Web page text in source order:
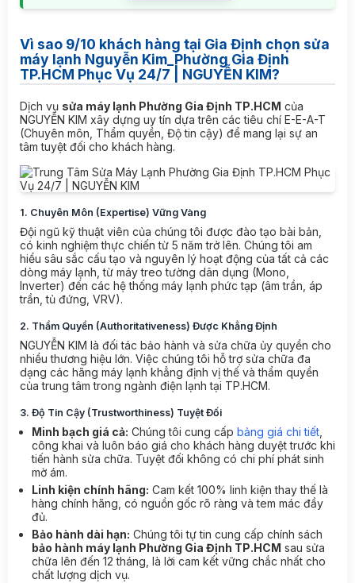
Vì sao 9/10 khách hàng tại Gia Định chọn sửa
máy lạnh Nguyễn Kim_Phường Gia Định
TP.HCM Phục Vụ 24/7 | NGUYỄN KIM?
Dịch vụ sửa máy lạnh Phường Gia Định TP.HCM của
NGUYỄN KIM xây dựng uy tín dựa trên các tiêu chí E-E-A-T
(Chuyên môn, Thẩm quyền, Độ tin cậy) để mang lại sự an
tâm tuyệt đối cho khách hàng.
1. Chuyên Môn (Expertise) Vững Vàng
Đội ngũ kỹ thuật viên của chúng tôi được đào tạo bài bản,
có kinh nghiệm thực chiến từ 5 năm trở lên. Chúng tôi am
hiểu sâu sắc cấu tạo và nguyên lý hoạt động của tất cả các
dòng máy lạnh, từ máy treo tường dân dụng (Mono,
Inverter) đến các hệ thống máy lạnh phức tạp (âm trần, áp
trần, tủ đứng, VRV).
2. Thẩm Quyền (Authoritativeness) Được Khẳng Định
NGUYỄN KIM là đối tác bảo hành và sửa chữa ủy quyền cho
nhiều thương hiệu lớn. Việc chúng tôi hỗ trợ sửa chữa đa
dạng các hãng máy lạnh khẳng định vị thế và thẩm quyền
của trung tâm trong ngành điện lạnh tại TP.HCM.
3. Độ Tin Cậy (Trustworthiness) Tuyệt Đối
Minh bạch giá cả: Chúng tôi cung cấp bảng giá chi tiết
công khai và luôn báo giá cho khách hàng duyệt trước khi
tiến hành sửa chữa. Tuyệt đối không có chi phí phát sinh
mờ ám.
Linh kiện chính hãng: Cam kết 100% linh kiện thay thế là
hàng chính hãng, có nguồn gốc rõ ràng và tem mác đầy
đủ.
Bảo hành dài hạn: Chúng tôi tự tin cung cấp chính sách
bảo hành máy lạnh Phường Gia Định TP.HCM sau sửa
chữa lên đến 12 tháng, là lời cam kết vững chắc nhất cho
chất lượng dịch vụ.